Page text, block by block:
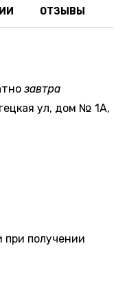
ОТЗЫВЫ
завтра
ул, дом № 1А,
при получении